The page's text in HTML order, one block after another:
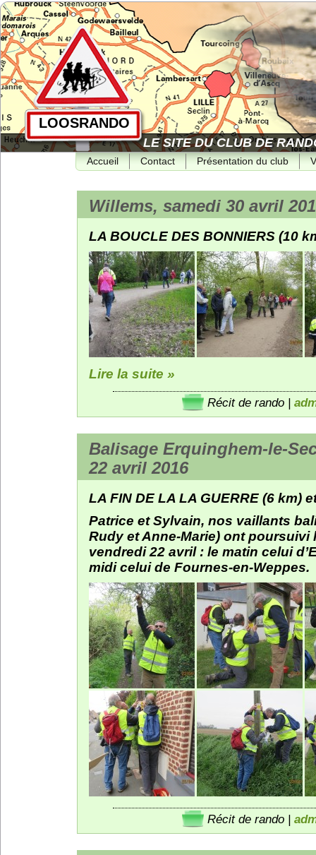
LOOSRANDO
LE SITE DU CLUB DE
Accueil Contact Présentation du club
Willems, samedi 30 avril
LA BOUCLE DES BONNIERS (10
Lire la suite »
Récit de rando |
Balisage Erquinghem-le-
22 avril 2016
LA FIN DE LA LA GUERRE (6 km)
Patrice et Sylvain, nos vaillants
Rudy et Anne-Marie) ont poursuivi
vendredi 22 avril : le matin celui
midi celui de Fournes-en-Weppes.
Récit de rando |